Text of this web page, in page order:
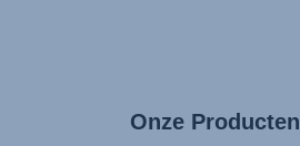
Onze Producten